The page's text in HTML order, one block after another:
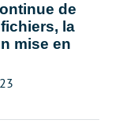
de
la
mise en